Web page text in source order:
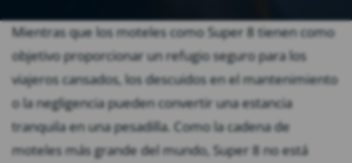
Mientras que los moteles como Super 8 tienen como
objetivo proporcionar un refugio seguro para los
viajeros cansados, los descuidos en el mantenimiento
o la negligencia pueden convertir una estancia
tranquila en una pesadilla. Como la cadena de
moteles más grande del mundo, Super 8 no está